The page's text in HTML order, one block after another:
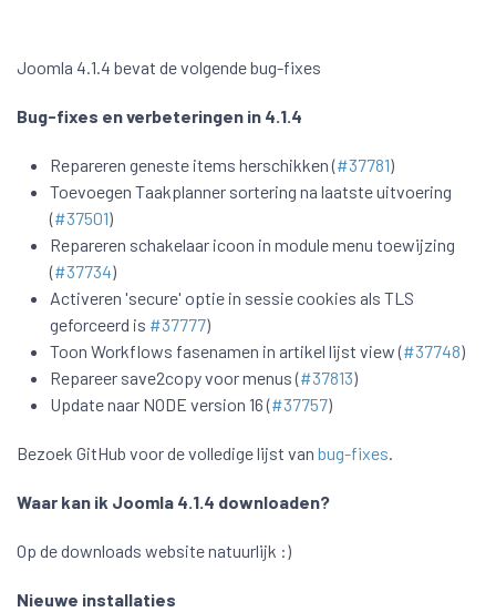
Joomla 4.1.4 bevat de volgende bug-fixes
Bug-fixes en verbeteringen in 4.1.4
Repareren geneste items herschikken (#37781)
Toevoegen Taakplanner sortering na laatste uitvoering
(#37501)
Repareren schakelaar icoon in module menu toewijzing
(#37734)
Activeren 'secure' optie in sessie cookies als TLS
geforceerd is #37777)
Toon Workflows fasenamen in artikel lijst view (#37748)
Repareer save2copy voor menus (#37813)
Update naar NODE version 16 (#37757)
Bezoek GitHub voor de volledige lijst van bug-fixes.
Waar kan ik Joomla 4.1.4 downloaden?
Op de downloads website natuurlijk :)
Nieuwe installaties